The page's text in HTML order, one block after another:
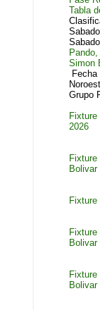
Tabla
Simon
Grupo
2026
Bolivar
Bolivar
Bolivar